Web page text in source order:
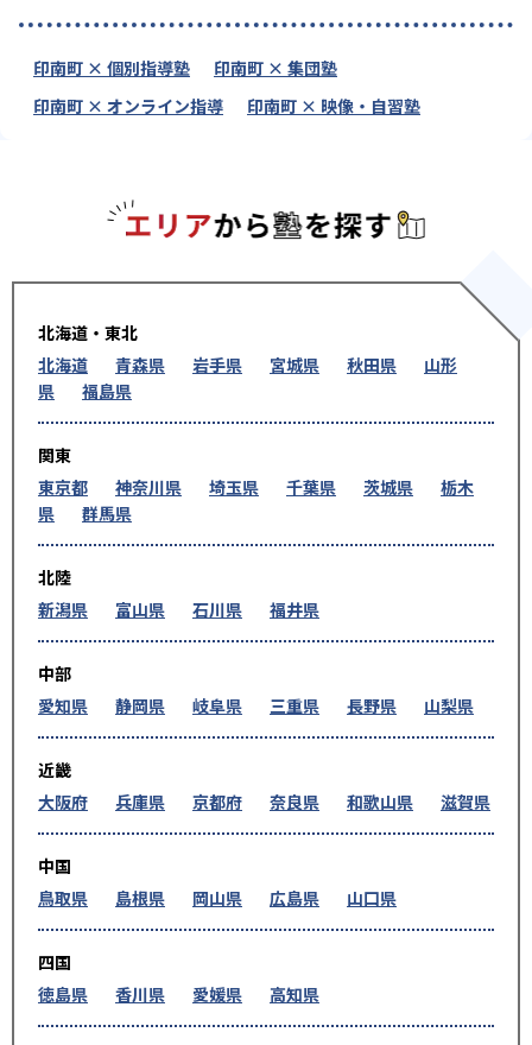
印南町 × 個別指導塾
印南町 × 集団塾
印南町 × オンライン指導
印南町 × 映像・自習塾
北海道・東北
北海道
青森県 岩手県 宮城県 秋田県
山形
県
福島県
関東
東京都
神奈川県 埼玉県 千葉県 茨城県
栃木
県
群馬県
北陸
新潟県
富山県 石川県 福井県
中部
愛知県
静岡県 岐阜県 三重県 長野県 山梨県
近畿
大阪府
兵庫県 京都府 奈良県 和歌山県 滋賀県
中国
鳥取県
島根県 岡山県 広島県 山口県
四国
徳島県
香川県 愛媛県 高知県